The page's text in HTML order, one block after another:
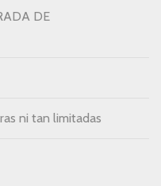
DE
ni tan limitadas